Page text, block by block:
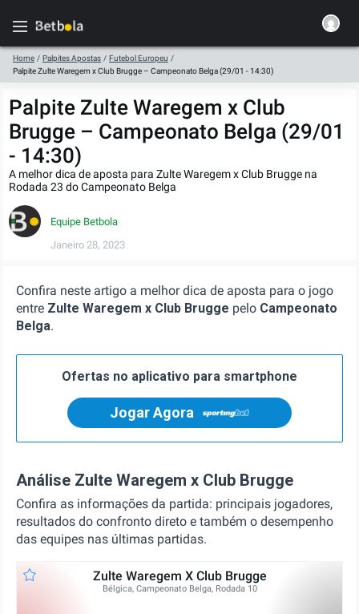
Home / Palpites Apostas / Futebol Europeu /
Palpite Zulte Waregem x Club Brugge – Campeonato Belga (29/01 - 14:30)
Palpite Zulte Waregem x Club
Brugge – Campeonato Belga (29/01
- 14:30)
A melhor dica de aposta para Zulte Waregem x Club Brugge na
Rodada 23 do Campeonato Belga
Equipe Betbola
Janeiro 28, 2023
Confira neste artigo a melhor dica de aposta para o jogo
entre Zulte Waregem x Club Brugge pelo Campeonato
Belga.
Ofertas no aplicativo para smartphone
Jogar Agora
Análise Zulte Waregem x Club Brugge
Confira as informações da partida: principais jogadores,
resultados do confronto direto e também o desempenho
das equipes nas últimas partidas.
Zulte Waregem X Club Brugge
Bélgica, Campeonato Belga, Rodada 10